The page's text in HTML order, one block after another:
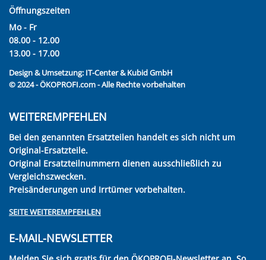
Öffnungszeiten
Mo - Fr
08.00 - 12.00
13.00 - 17.00
Design & Umsetzung: IT-Center & Kubid GmbH
© 2024 - ÖKOPROFI.com - Alle Rechte vorbehalten
WEITEREMPFEHLEN
Bei den genannten Ersatzteilen handelt es sich nicht um
Original-Ersatzteile.
Original Ersatzteilnummern dienen ausschließlich zu
Vergleichszwecken.
Preisänderungen und Irrtümer vorbehalten.
SEITE WEITEREMPFEHLEN
E-MAIL-NEWSLETTER